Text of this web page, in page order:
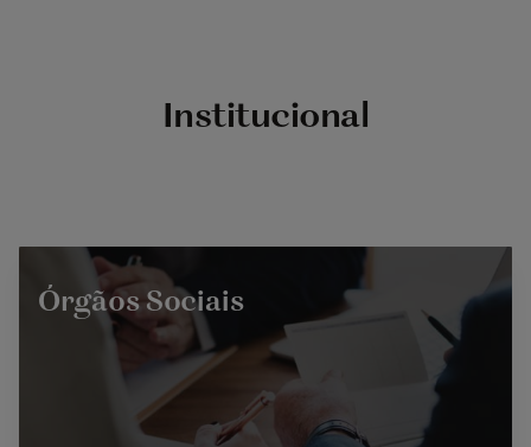
Institucional
Órgãos Sociais